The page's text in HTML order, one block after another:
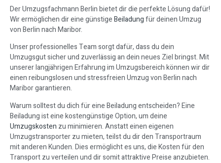
Der Umzugsfachmann Berlin bietet dir die perfekte Lösung dafür!
Wir ermöglichen dir eine günstigeBeiladungfür deinen Umzug
von Berlin nach Maribor.
Unser professionelles Team sorgt dafür, dass du dein
Umzugsgut sicher und zuverlässig an dein neues Ziel bringst. Mit
unserer langjährigen Erfahrung im Umzugsbereich können wir dir
einen reibungslosen und stressfreien Umzug von Berlin nach
Maribor garantieren.
Warum solltest du dich für eine Beiladung entscheiden? Eine
Beiladung ist eine kostengünstige Option, um deine
Umzugskosten zu minimieren. Anstatt einen eigenen
Umzugstransporter zu mieten, teilst du dir den Transportraum
mit anderen Kunden. Dies ermöglicht es uns, die Kosten für den
Transport zu verteilen und dir somit attraktive Preise anzubieten.